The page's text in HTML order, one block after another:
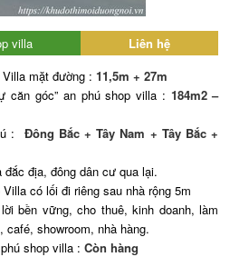
villa
Liên hệ
mặt đường : 11,5m + 27m
căn góc” an phú shop villa : 184m2 –
:
Đông Bắc + Tây Nam + Tây Bắc +
địa, đông dân cư qua lại.
có lối đi riêng sau nhà rộng 5m
bền vững, cho thuê, kinh doanh, làm
café, showroom, nhà hàng.
shop villa : Còn hàng